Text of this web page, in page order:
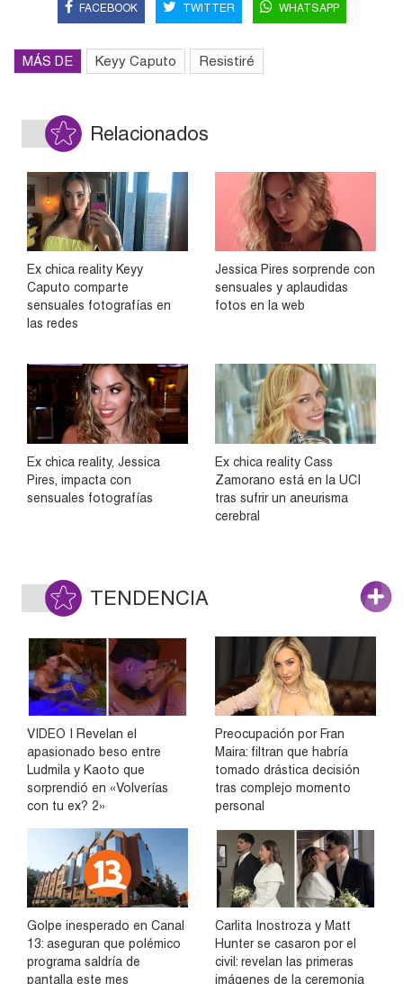
FACEBOOK TWITTER WHATSAPP
MÁS DE Keyy Caputo Resistiré
Relacionados
Ex chica reality Keyy
Caputo comparte
sensuales fotografías en
las redes
Jessica Pires sorprende con
sensuales y aplaudidas
fotos en la web
Ex chica reality, Jessica
Pires, impacta con
sensuales fotografías
Ex chica reality Cass
Zamorano está en la UCI
tras sufrir un aneurisma
cerebral
TENDENCIA
VIDEO | Revelan el
apasionado beso entre
Ludmila y Kaoto que
sorprendió en «Volverías
con tu ex? 2»
Preocupación por Fran
Maira: filtran que habría
tomado drástica decisión
tras complejo momento
personal
Golpe inesperado en Canal
13: aseguran que polémico
programa saldría de
pantalla este mes
Carlita Inostroza y Matt
Hunter se casaron por el
civil: revelan las primeras
imágenes de la ceremonia